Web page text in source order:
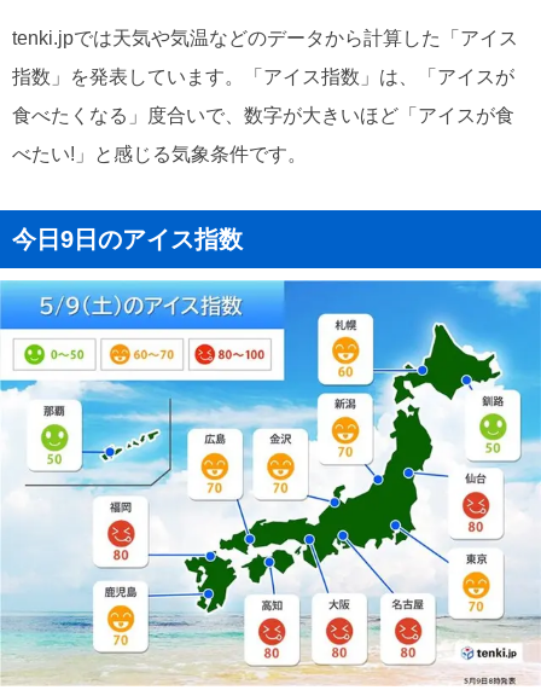
tenki.jpでは天気や気温などのデータから計算した「アイス
指数」を発表しています。「アイス指数」は、「アイスが
食べたくなる」度合いで、数字が大きいほど「アイスが食
べたい!」と感じる気象条件です。
今日9日のアイス指数